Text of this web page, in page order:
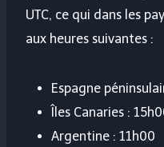
UTC, ce qui dans les
aux heures suivantes :
Espagne
Îles Canaries :
Argentine : 11h00